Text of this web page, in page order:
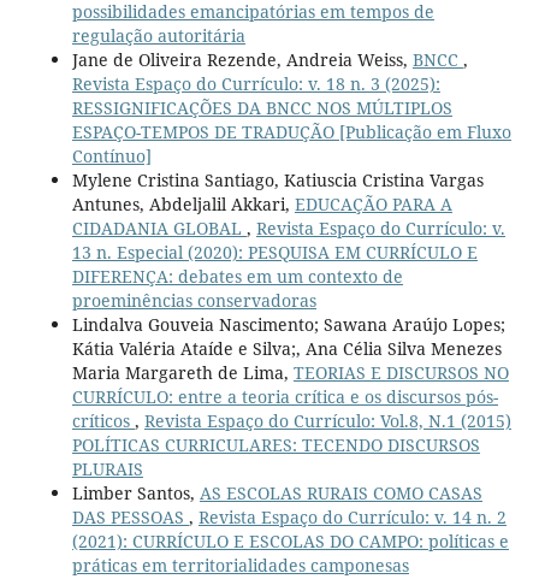
possibilidades emancipatórias em tempos de
regulação autoritária
Jane de Oliveira Rezende, Andreia Weiss, BNCC ,
Revista Espaço do Currículo: v. 18 n. 3 (2025):
RESSIGNIFICAÇÕES DA BNCC NOS MÚLTIPLOS
ESPAÇO-TEMPOS DE TRADUÇÃO [Publicação em Fluxo
Contínuo]
Mylene Cristina Santiago, Katiuscia Cristina Vargas
Antunes, Abdeljalil Akkari, EDUCAÇÃO PARA A
CIDADANIA GLOBAL , Revista Espaço do Currículo: v.
13 n. Especial (2020): PESQUISA EM CURRÍCULO E
DIFERENÇA: debates em um contexto de
proeminências conservadoras
Lindalva Gouveia Nascimento; Sawana Araújo Lopes;
Kátia Valéria Ataíde e Silva;, Ana Célia Silva Menezes
Maria Margareth de Lima, TEORIAS E DISCURSOS NO
CURRÍCULO: entre a teoria crítica e os discursos pós-
críticos , Revista Espaço do Currículo: Vol.8, N.1 (2015)
POLÍTICAS CURRICULARES: TECENDO DISCURSOS
PLURAIS
Limber Santos, AS ESCOLAS RURAIS COMO CASAS
DAS PESSOAS , Revista Espaço do Currículo: v. 14 n. 2
(2021): CURRÍCULO E ESCOLAS DO CAMPO: políticas e
práticas em territorialidades camponesas